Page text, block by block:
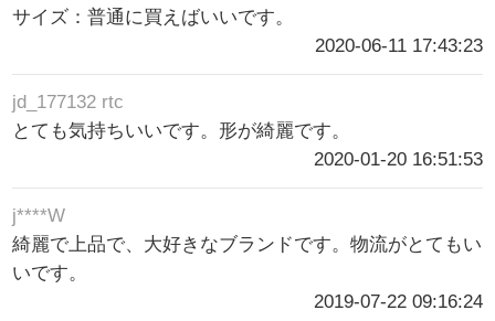
サイズ：普通に買えばいいです。
2020-06-11 17:43:23
jd_177132 rtc
とても気持ちいいです。形が綺麗です。
2020-01-20 16:51:53
j****W
綺麗で上品で、大好きなブランドです。物流がとてもい
いです。
2019-07-22 09:16:24